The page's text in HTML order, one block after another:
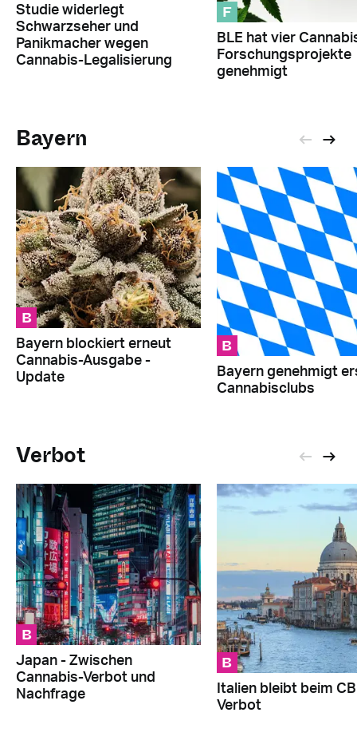
Studie widerlegt
Schwarzseher und
Panikmacher wegen
Cannabis-Legalisierung
F
BLE hat vier
Forschungsprojekte
genehmigt
Bayern
B
Bayern blockiert erneut
Cannabis-Ausgabe -
Update
B
Bayern genehmigt
Cannabisclubs
Verbot
B
Japan - Zwischen
Cannabis-Verbot und
Nachfrage
B
Italien bleibt beim
Verbot